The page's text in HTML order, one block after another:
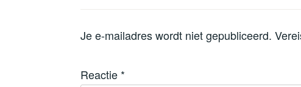
Je e-mailadres wordt niet gepubliceerd.
Reactie *